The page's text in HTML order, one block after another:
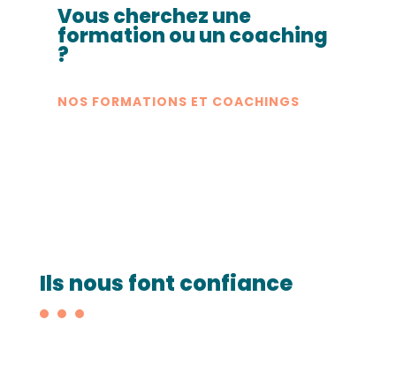
Vous cherchez une
formation ou un coaching
?
NOS FORMATIONS ET COACHINGS
Ils nous font confiance